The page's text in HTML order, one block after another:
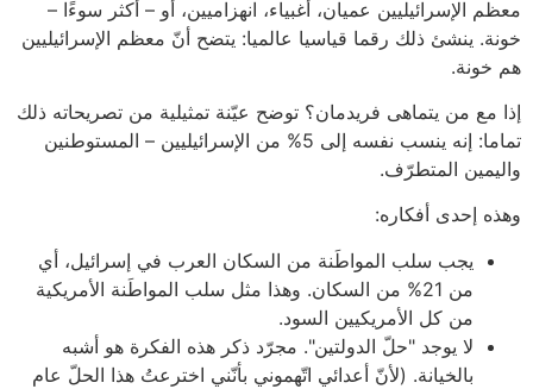
معظم الإسرائيليين عميان، أغبياء، انهزاميين، أو – أكثر سوءًا –
خونة. ينشئ ذلك رقما قياسيا عالميا: يتضح أنّ معظم الإسرائيليين
هم خونة.
إذا مع من يتماهى فريدمان؟ توضح عيّنة تمثيلية من تصريحاته ذلك
تماما: إنه ينسب نفسه إلى 5% من الإسرائيليين – المستوطنين
واليمين المتطرّف.
وهذه إحدى أفكاره:
يجب سلب المواطَنة من السكان العرب في إسرائيل، أي
من 21% من السكان. وهذا مثل سلب المواطَنة الأمريكية
من كل الأمريكيين السود.
لا يوجد "حلّ الدولتين". مجرّد ذكر هذه الفكرة هو أشبه
بالخيانة. (لأنّ أعدائي اتّهموني بأنّني اخترعتُ هذا الحلّ عام